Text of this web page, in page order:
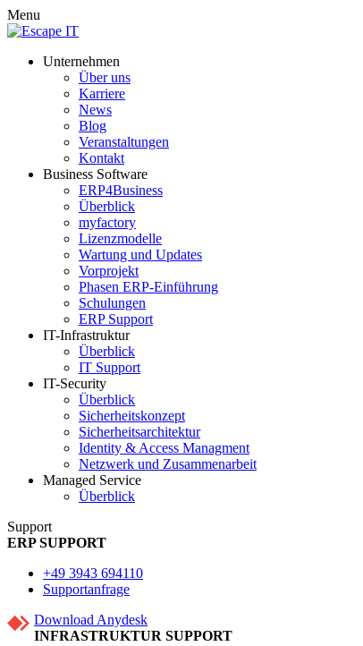
Menu
Unternehmen
Über uns
Karriere
News
Blog
Veranstaltungen
Kontakt
Business Software
ERP4Business
Überblick
myfactory
Lizenzmodelle
Wartung und Updates
Vorprojekt
Phasen ERP-Einführung
Schulungen
ERP Support
IT-Infrastruktur
Überblick
IT Support
IT-Security
Überblick
Sicherheitskonzept
Sicherheitsarchitektur
Identity & Access Managment
Netzwerk und Zusammenarbeit
Managed Service
Überblick
Support
ERP SUPPORT
+49 3943 694110
Supportanfrage
Download Anydesk
INFRASTRUKTUR SUPPORT